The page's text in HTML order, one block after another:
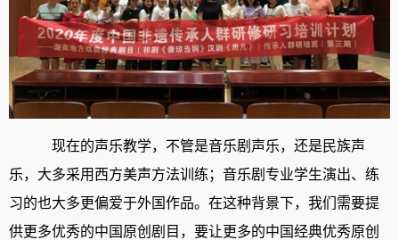
现在的声乐教学，不管是音乐剧声乐，还是民族声
乐，大多采用西方美声方法训练；音乐剧专业学生演出、练
习的也大多更偏爱于外国作品。在这种背景下，我们需要提
供更多优秀的中国原创剧目，要让更多的中国经典优秀原创